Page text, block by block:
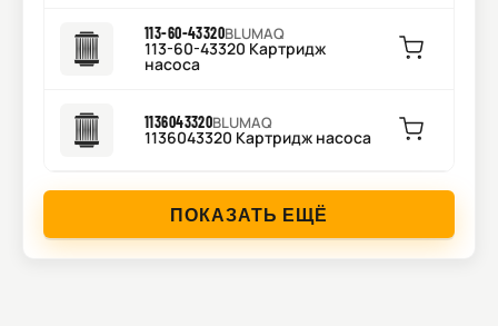
113-60-43320BLUMAQ
113-60-43320 Картридж
насоса
1136043320BLUMAQ
1136043320 Картридж насоса
ПОКАЗАТЬ ЕЩЁ